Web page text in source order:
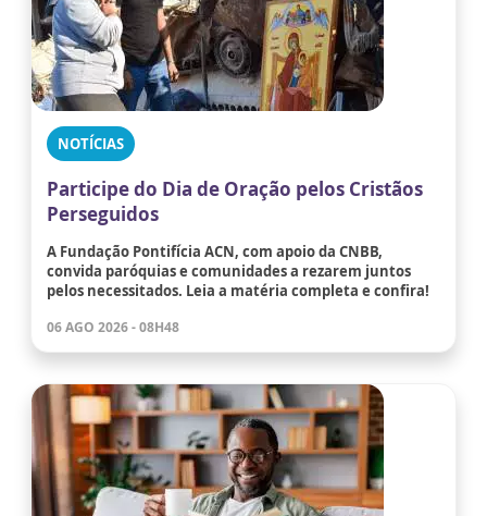
NOTÍCIAS
Participe do Dia de Oração pelos Cristãos
Perseguidos
A Fundação Pontifícia ACN, com apoio da CNBB,
convida paróquias e comunidades a rezarem juntos
pelos necessitados. Leia a matéria completa e confira!
06 AGO 2026 - 08H48